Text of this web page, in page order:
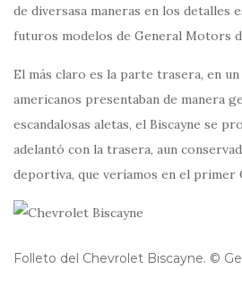
de diversasa maneras en los detalles
futuros modelos de General Motors
El más claro es la parte trasera, en
americanos presentaban de manera
escandalosas aletas, el Biscayne se
adelantó con la trasera, aun
deportiva, que veríamos en el primer
Folleto del Chevrolet Biscayne. ©